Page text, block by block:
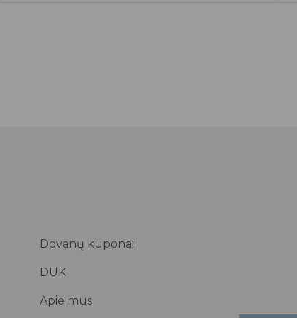
Dovanų kuponai
DUK
Apie mus